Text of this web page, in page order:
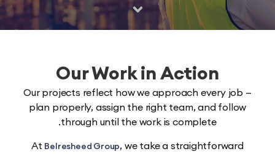
Our Work in Action
Our projects reflect how we approach every
plan properly, assign the right team, and
through until the work is complete.
AtBelresheed Group, we take a